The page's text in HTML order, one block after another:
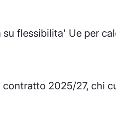
flessibilita' Ue per
2025/27, chi